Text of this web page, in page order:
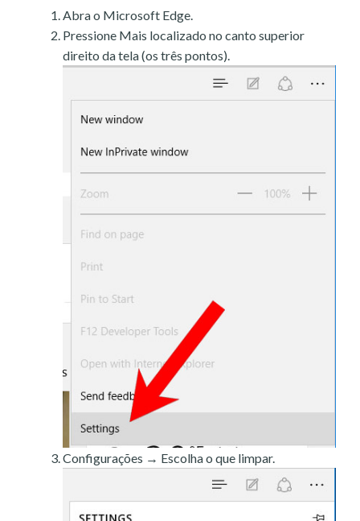
Abra o Microsoft Edge.
Pressione Mais localizado no canto superior
direito da tela (os três pontos).
Configurações → Escolha o que limpar.